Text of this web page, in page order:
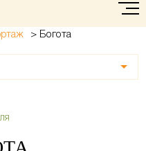
> Богота